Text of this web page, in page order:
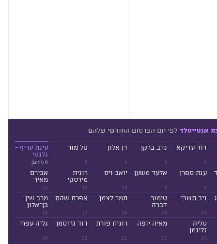
אנטייטלד לפי יום הפרסום החודשי שלהם
2
דוד עדיקא
3
נדב ברקן
4
דן אלון
5
טל מור
6 (היום)
עינת עריף -
גלנטי
8
ענת ספרן
9
אלעד משען
10
יואב ויס
11
רונית
מירסקי
12
אבירם
מאיר
14
ניב תשבי
15
טימור
דברה
16
תמר לצמן
17
אפרת שהם
18
מרב שין
בן־אלון
20
טליה
זליגמן
21
מאיה יופה
22
רונית פורת
23
דוד גרוסמן
24
גליה עפרי